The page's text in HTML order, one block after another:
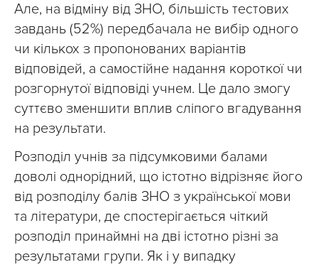
Але, на відміну від ЗНО, більшість тестових
завдань (52%) передбачала не вибір одного
чи кількох з пропонованих варіантів
відповідей, а самостійне надання короткої чи
розгорнутої відповіді учнем. Це дало змогу
суттєво зменшити вплив сліпого вгадування
на результати.
Розподіл учнів за підсумковими балами
доволі однорідний, що істотно відрізняє його
від розподілу балів ЗНО з української мови
та літератури, де спостерігається чіткий
розподіл принаймні на дві істотно різні за
результатами групи. Як і у випадку